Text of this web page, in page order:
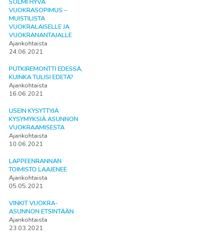
SOLMI HYVÄ
VUOKRASOPIMUS –
MUISTILISTA
VUOKRALAISELLE JA
VUOKRANANTAJALLE
Ajankohtaista
24.06.2021
PUTKIREMONTTI EDESSÄ,
KUINKA TULISI EDETÄ?
Ajankohtaista
16.06.2021
USEIN KYSYTTYJÄ
KYSYMYKSIÄ ASUNNON
VUOKRAAMISESTA
Ajankohtaista
10.06.2021
LAPPEENRANNAN
TOIMISTO LAAJENEE
Ajankohtaista
05.05.2021
VINKIT VUOKRA-
ASUNNON ETSINTÄÄN
Ajankohtaista
23.03.2021